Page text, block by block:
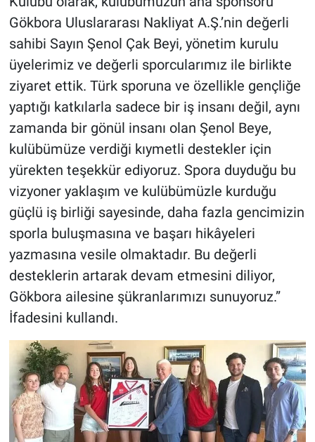
Gökbora Uluslararası Nakliyat A.Ş.’nin değerli
sahibi Sayın Şenol Çak Beyi, yönetim kurulu
üyelerimiz ve değerli sporcularımız ile birlikte
ziyaret ettik. Türk sporuna ve özellikle gençliğe
yaptığı katkılarla sadece bir iş insanı değil, aynı
zamanda bir gönül insanı olan Şenol Beye,
kulübümüze verdiği kıymetli destekler için
yürekten teşekkür ediyoruz. Spora duyduğu bu
vizyoner yaklaşım ve kulübümüzle kurduğu
güçlü iş birliği sayesinde, daha fazla gencimizin
sporla buluşmasına ve başarı hikâyeleri
yazmasına vesile olmaktadır. Bu değerli
desteklerin artarak devam etmesini diliyor,
Gökbora ailesine şükranlarımızı sunuyoruz.”
İfadesini kullandı.